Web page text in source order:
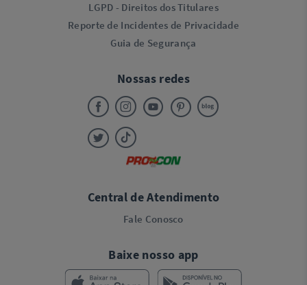
LGPD - Direitos dos Titulares
Reporte de Incidentes de Privacidade
Guia de Segurança
Nossas redes
Central de Atendimento
Fale Conosco
Baixe nosso app